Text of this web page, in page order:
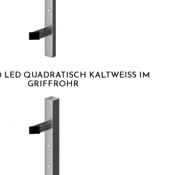
QUADRATISCH KALTWEISS IM G
RIFFROHR